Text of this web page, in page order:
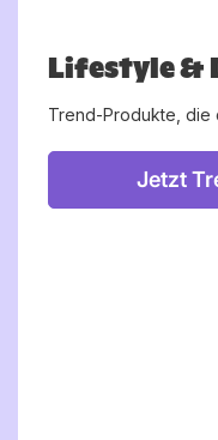
Lifestyle &
Trend-Produkte, die
Jetzt